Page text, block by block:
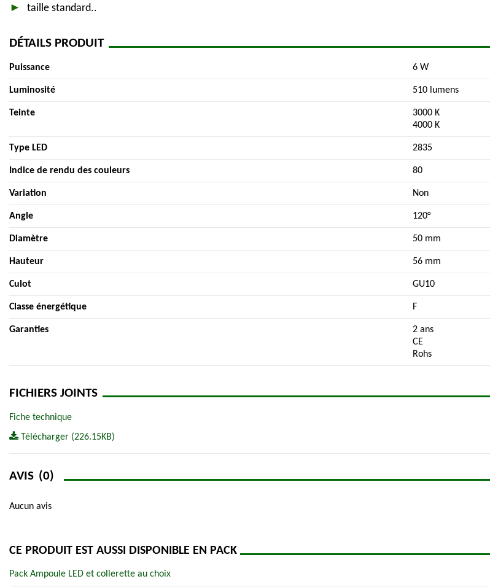
taille standard..
DÉTAILS PRODUIT
Puissance 6 W
Luminosité 510 lumens
Teinte
3000 K
4000 K
Type LED 2835
Indice de rendu des couleurs 80
Variation Non
Angle 120°
Diamètre 50 mm
Hauteur 56 mm
Culot GU10
Classe énergétique F
Garanties
2 ans
CE
Rohs
FICHIERS JOINTS
Fiche technique
Télécharger (226.15KB)
AVIS (0)
Aucun avis
CE PRODUIT EST AUSSI DISPONIBLE EN PACK
Pack Ampoule LED et collerette au choix